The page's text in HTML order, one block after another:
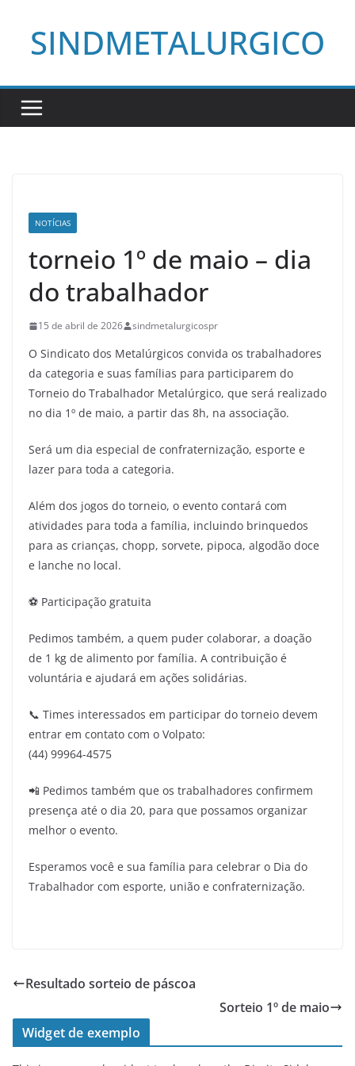
SINDMETALURGICO
NOTÍCIAS
torneio 1º de maio – dia
do trabalhador
15 de abril de 2026 sindmetalurgicospr
O Sindicato dos Metalúrgicos convida os trabalhadores
da categoria e suas famílias para participarem do
Torneio do Trabalhador Metalúrgico, que será realizado
no dia 1º de maio, a partir das 8h, na associação.
Será um dia especial de confraternização, esporte e
lazer para toda a categoria.
Além dos jogos do torneio, o evento contará com
atividades para toda a família, incluindo brinquedos
para as crianças, chopp, sorvete, pipoca, algodão doce
e lanche no local.
⚽ Participação gratuita
Pedimos também, a quem puder colaborar, a doação
de 1 kg de alimento por família. A contribuição é
voluntária e ajudará em ações solidárias.
📞 Times interessados em participar do torneio devem
entrar em contato com o Volpato:
(44) 99964-4575
📲 Pedimos também que os trabalhadores confirmem
presença até o dia 20, para que possamos organizar
melhor o evento.
Esperamos você e sua família para celebrar o Dia do
Trabalhador com esporte, união e confraternização.
Resultado sorteio de páscoa
Sorteio 1º de maio
Widget de exemplo